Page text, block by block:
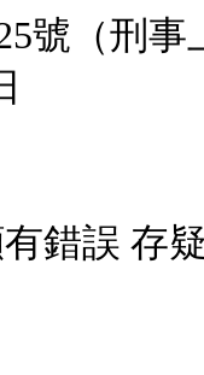
號（刑事
錯誤 存